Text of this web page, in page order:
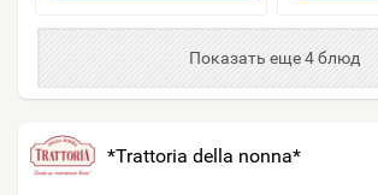
Показать еще 4 блюд
*Trattoria della nonna*